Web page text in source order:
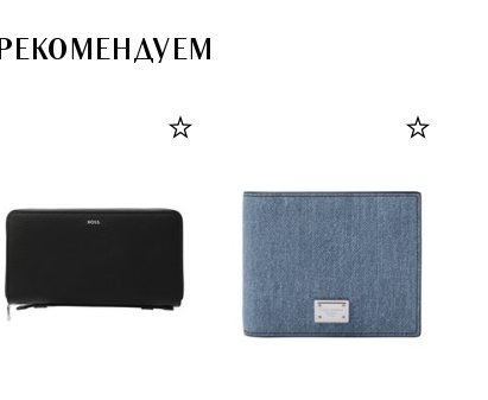
РЕКОМЕНДУЕМ